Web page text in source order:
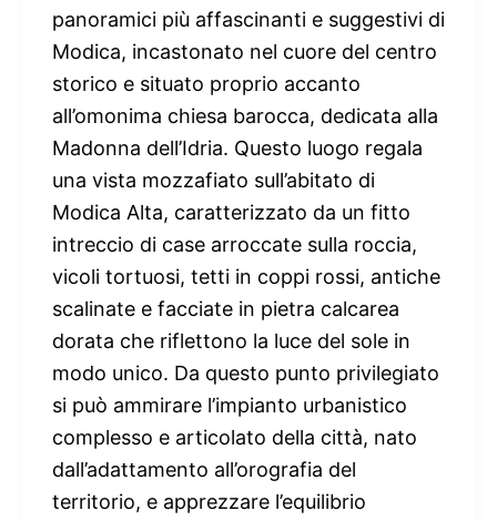
panoramici più affascinanti e suggestivi di
Modica, incastonato nel cuore del centro
storico e situato proprio accanto
all’omonima chiesa barocca, dedicata alla
Madonna dell’Idria. Questo luogo regala
una vista mozzafiato sull’abitato di
Modica Alta, caratterizzato da un fitto
intreccio di case arroccate sulla roccia,
vicoli tortuosi, tetti in coppi rossi, antiche
scalinate e facciate in pietra calcarea
dorata che riflettono la luce del sole in
modo unico. Da questo punto privilegiato
si può ammirare l’impianto urbanistico
complesso e articolato della città, nato
dall’adattamento all’orografia del
territorio, e apprezzare l’equilibrio